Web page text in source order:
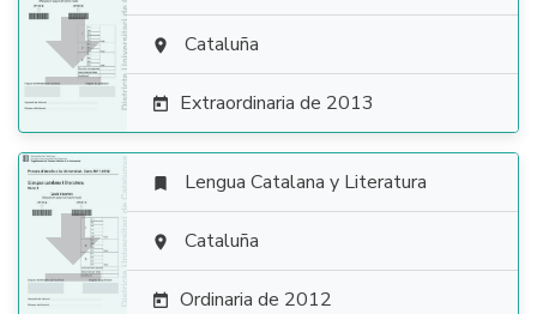
  Cataluña
 Extraordinaria de 2013

 Lengua Catalana y Literatura
 Cataluña
 Ordinaria de 2012